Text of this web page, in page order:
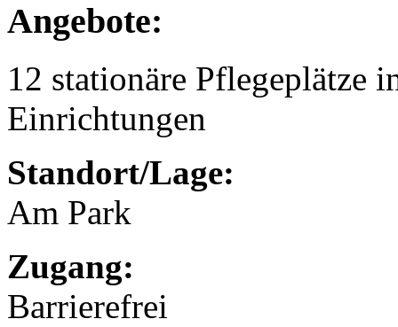
Angebote:
12 stationäre Pflegeplätze
Einrichtungen
Standort/Lage:
Am Park
Zugang:
Barrierefrei